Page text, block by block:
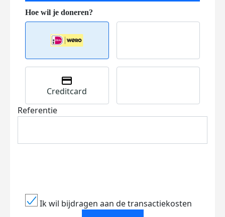
Creditcard
Referentie
Ik wil bijdragen aan de transactiekosten